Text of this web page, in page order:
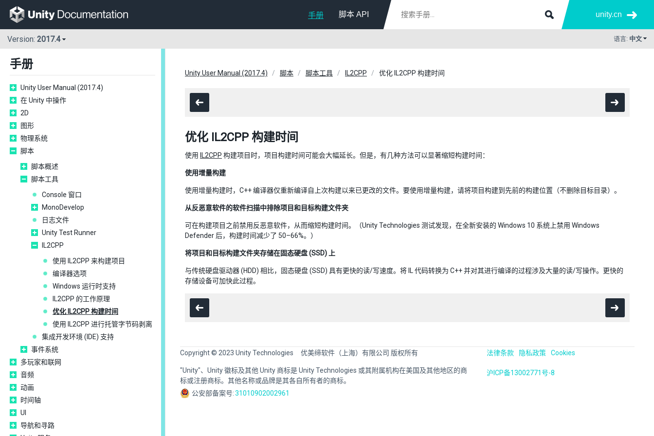
手册 脚本 API unity.cn
Version: 2017.4 语言: 中文
手册
Unity User Manual (2017.4)
在 Unity 中操作
2D
图形
物理系统
脚本
脚本概述
脚本工具
Console 窗口
MonoDevelop
日志文件
Unity Test Runner
IL2CPP
使用 IL2CPP 来构建项目
编译器选项
Windows 运行时支持
IL2CPP 的工作原理
优化 IL2CPP 构建时间
使用 IL2CPP 进行托管字节码剥离
集成开发环境 (IDE) 支持
事件系统
多玩家和联网
音频
动画
时间轴
UI
导航和寻路
Unity User Manual (2017.4) 脚本 脚本工具 IL2CPP 优化 IL2CPP 构建时间
优化 IL2CPP 构建时间
使用 IL2CPP 构建项目时，项目构建时间可能会大幅延长。但是，有几种方法可以显著缩短构建时间：
使用增量构建
使用增量构建时，C++ 编译器仅重新编译自上次构建以来已更改的文件。要使用增量构建，请将项目构建到先前的构建位置（不删除目标目录）。
从反恶意软件的软件扫描中排除项目和目标构建文件夹
可在构建项目之前禁用反恶意软件，从而缩短构建时间。（Unity Technologies 测试发现，在全新安装的 Windows 10 系统上禁用 Windows
Defender 后，构建时间减少了 50–66%。）
将项目和目标构建文件夹存储在固态硬盘 (SSD) 上
与传统硬盘驱动器 (HDD) 相比，固态硬盘 (SSD) 具有更快的读/写速度。将 IL 代码转换为 C++ 并对其进行编译的过程涉及大量的读/写操作。更快的
存储设备可加快此过程。
Copyright © 2023 Unity Technologies 优美缔软件（上海）有限公司 版权所有
"Unity"、Unity 徽标及其他 Unity 商标是 Unity Technologies 或其附属机构在美国及其他地区的商
标或注册商标。其他名称或品牌是其各自所有者的商标。
公安部备案号:31010902002961
法律条款 隐私政策 Cookies
沪ICP备13002771号-8